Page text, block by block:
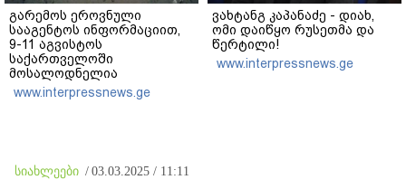
გარემოს ეროვნული
სააგენტოს ინფორმაციით,
9-11 აგვისტოს
საქართველოში
მოსალოდნელია
დროგამოშვებით წვიმა
www.interpressnews.ge
ვახტანგ კაპანაძე - დიახ,
ომი დაიწყო რუსეთმა და
წერტილი!
www.interpressnews.ge
სიახლეები / 03.03.2025 / 11:11